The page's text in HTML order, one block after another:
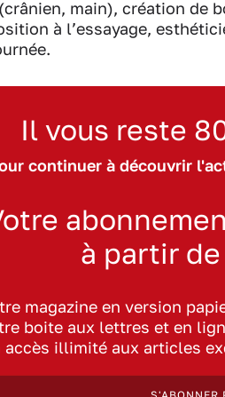
main), création de
à l’essayage,
Il vous reste
continuer à découvrir
à partir de
magazine en version
boite aux lettres et en
accès illimité aux articles